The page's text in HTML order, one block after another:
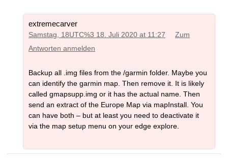
extremecarver
Samstag, 18UTC%3 18. Juli 2020 at 11:27
Zum
Antworten anmelden
Backup all .img files from the /garmin folder. Maybe you
can identify the garmin map. Then remove it. It is likely
called gmapsupp.img or it has the actual name. Then
send an extract of the Europe Map via mapInstall. You
can have both – but at least you need to deactivate it
via the map setup menu on your edge explore.